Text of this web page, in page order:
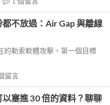
不放過：Air Gap 與離線
的勒索軟體攻擊，第一個目標
留言
塞進 30 倍的資料？聊聊